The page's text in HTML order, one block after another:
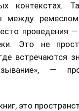
контекстах.
между
проведения —
Это не
встречаются
—
это